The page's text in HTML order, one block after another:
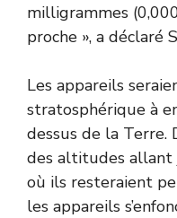
milligrammes
proche », a déclaré
Les appareils
stratosphérique à
dessus de la Terre.
des altitudes allant
où ils resteraient
les appareils